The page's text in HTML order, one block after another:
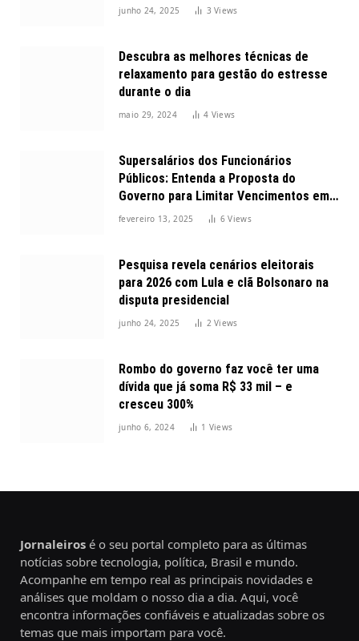
junho 24, 2025 3Views
Descubra as melhores técnicas de
relaxamento para gestão do estresse
durante o dia
maio 29, 2024 4 Views
Supersalários dos Funcionários
Públicos: Entenda a Proposta do
Governo para Limitar Vencimentos em
2025
fevereiro 13, 2025 6Views
Pesquisa revela cenários eleitorais
para 2026 com Lula e clã Bolsonaro na
disputa presidencial
junho 24, 2025 2Views
Rombo do governo faz você ter uma
dívida que já soma R$ 33 mil – e
cresceu 300%
junho 6, 2024 1 Views
Jornaleiros é o seu portal completo para as últimas
notícias sobre tecnologia, política, Brasil e mundo.
Acompanhe em tempo real as principais novidades e
análises que moldam o nosso dia a dia. Aqui, você
encontra informações confiáveis e atualizadas sobre os
temas que mais importam para você.